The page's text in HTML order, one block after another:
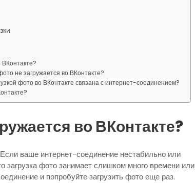
ВКонтакте?
не загружается во ВКонтакте?
фото во ВКонтакте связана с интернет-соединением?
во ВКонтакте?
Если ваше интернет-соединение нестабильно или
загрузка фото занимает слишком много времени или
и попробуйте загрузить фото еще раз.